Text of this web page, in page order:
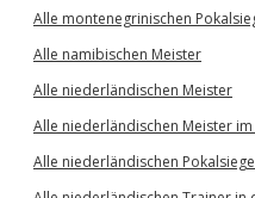
Alle montenegrinischen
Alle namibischen Meister
Alle niederländischen Meister
Alle niederländischen Meister
Alle niederländischen